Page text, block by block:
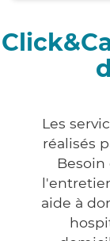
Les
réalisés
aide à